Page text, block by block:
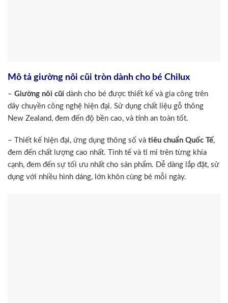
Mô tả giường nôi cũi tròn dành cho bé Chilux
– Giường nôi cũi dành cho bé được thiết kế và gia công trên
dây chuyền công nghệ hiện đại. Sử dụng chất liệu gỗ thông
New Zealand, đem đến độ bền cao, và tính an toàn tốt.
– Thiết kế hiện đại, ứng dụng thông số và tiêu chuẩn Quốc Tế,
đem đến chất lượng cao nhất. Tinh tế và tỉ mỉ trên từng khía
cạnh, đem đến sự tối ưu nhất cho sản phẩm. Dễ dàng lắp đặt, sử
dụng với nhiều hình dáng, lớn khôn cùng bé mỗi ngày.